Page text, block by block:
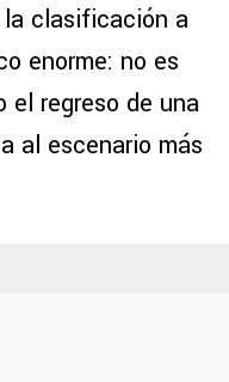
clasificación a
enorme: no es
el regreso de una
al escenario más